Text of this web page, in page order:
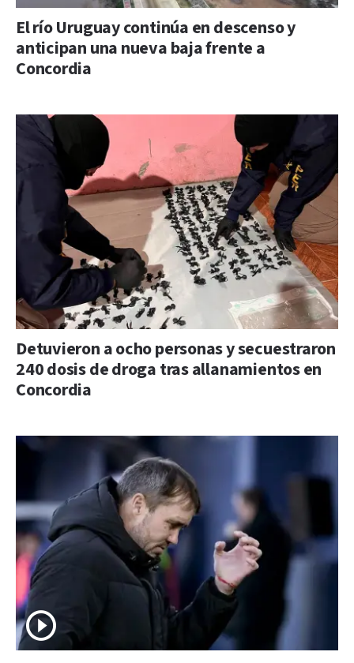
El río Uruguay continúa en descenso y
anticipan una nueva baja frente a
Concordia
Detuvieron a ocho personas y secuestraron
240 dosis de droga tras allanamientos en
Concordia